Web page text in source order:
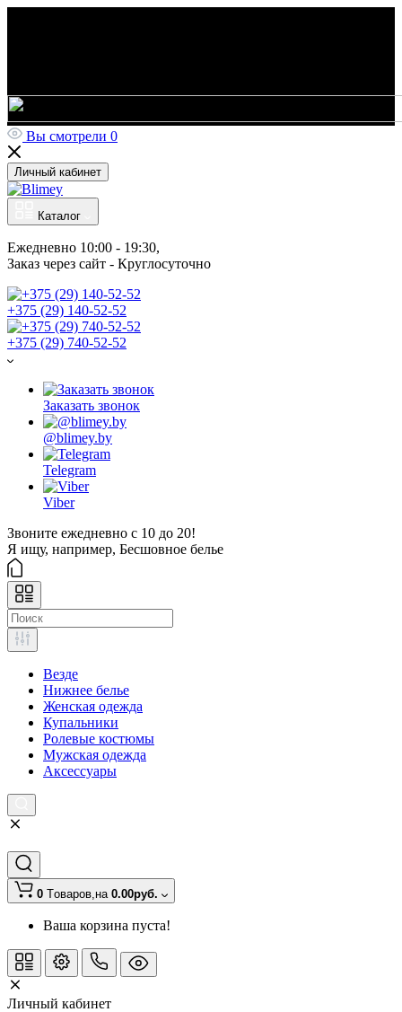
Вы смотрели 0
Личный кабинет
Каталог
Ежедневно 10:00 - 19:30,
Заказ через сайт - Круглосуточно
+375 (29) 140-52-52
+375 (29) 740-52-52
Заказать звонок
@blimey.by
Telegram
Viber
Звоните ежедневно с 10 до 20!
Я ищу, например, Бесшовное белье
Везде
Нижнее белье
Женская одежда
Купальники
Ролевые костюмы
Мужская одежда
Аксессуары
0 Tоваров,на 0.00руб.
Ваша корзина пуста!
Личный кабинет